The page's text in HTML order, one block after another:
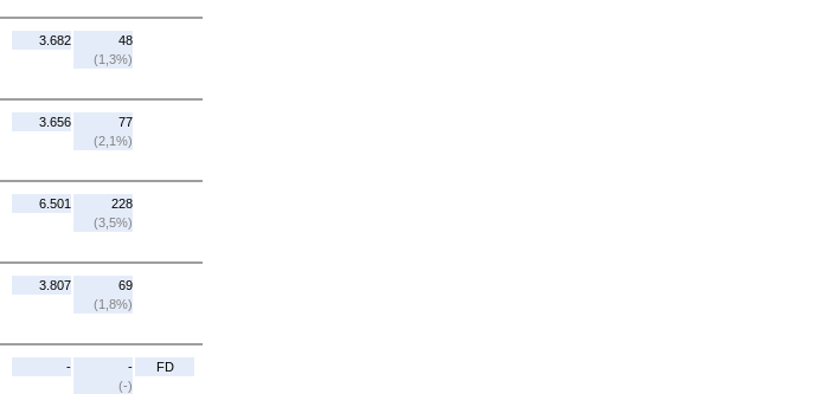
3.682
48
(1,3%)
3.656
77
(2,1%)
6.501
228
(3,5%)
3.807
69
(1,8%)
-
-
(-)
FD